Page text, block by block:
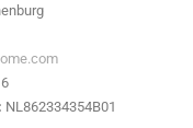
NL862334354B01